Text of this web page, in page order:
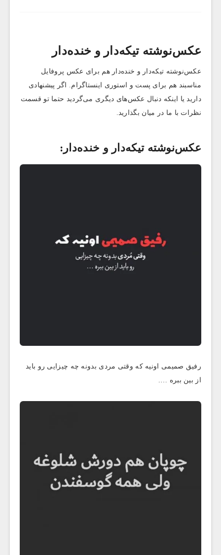
عکس‌نوشته تیکه‌دار و خنده‌دار
عکس‌نوشته تیکه‌دار و خنده‌دار هم برای عکس پروفایل
مناسبند هم برای پست و استوری اینستاگرام. اگر پیشنهادی
دارید یا اینکه دنبال عکس‌های دیگری می‌گردید حتما تو قسمت
نظرات با ما در میان بگذارید.
عکس‌نوشته تیکه‌دار و خنده‌دار:
رفیق صمیمی اونیه که وقتی مردی بدونه چه چیزایی رو باید
از بین ببره ….